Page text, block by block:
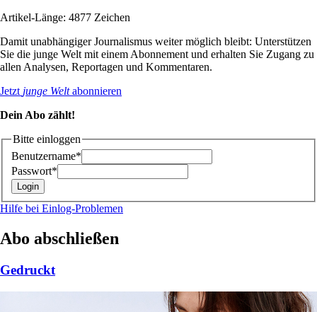
Artikel-Länge: 4877 Zeichen
Damit unabhängiger Journalismus weiter möglich bleibt: Unterstützen
Sie die junge Welt mit einem Abonnement und erhalten Sie Zugang zu
allen Analysen, Reportagen und Kommentaren.
Jetzt junge Weltabonnieren
Dein Abo zählt!
Bitte einloggen
Benutzername*
Passwort*
Hilfe bei Einlog-Problemen
Abo abschließen
Gedruckt